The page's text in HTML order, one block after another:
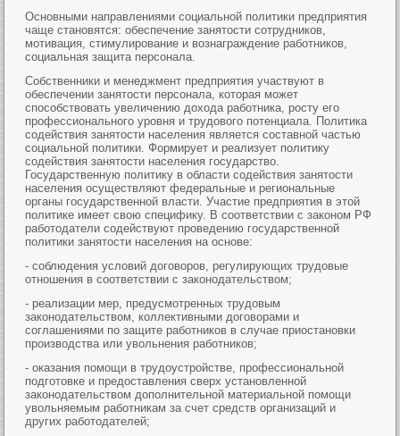
Основными направлениями социальной политики предприятия
чаще становятся: обеспечение занятости сотрудников,
мотивация, стимулирование и вознаграждение работников,
социальная защита персонала.
Собственники и менеджмент предприятия участвуют в
обеспечении занятости персонала, которая может
способствовать увеличению дохода работника, росту его
профессионального уровня и трудового потенциала. Политика
содействия занятости населения является составной частью
социальной политики. Формирует и реализует политику
содействия занятости населения государство.
Государственную политику в области содействия занятости
населения осуществляют федеральные и региональные
органы государственной власти. Участие предприятия в этой
политике имеет свою специфику. В соответствии с законом РФ
работодатели содействуют проведению государственной
политики занятости населения на основе:
- соблюдения условий договоров, регулирующих трудовые
отношения в соответствии с законодательством;
- реализации мер, предусмотренных трудовым
законодательством, коллективными договорами и
соглашениями по защите работников в случае приостановки
производства или увольнения работников;
- оказания помощи в трудоустройстве, профессиональной
подготовке и предоставления сверх установленной
законодательством дополнительной материальной помощи
увольняемым работникам за счет средств организаций и
других работодателей;